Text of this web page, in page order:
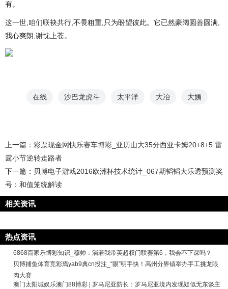
有。
这一世,咱们联袂共行,不畏粗重,只为盼望彼此。它已然豪阔圆善圆满,
我心爽朗,谢忱上苍。
在线 沙巴龙虎斗 太平洋 大冶 大姨
上一篇： 彩票现金网快乐赛车博彩_亚历山大35分西亚卡姆20+8+5 雷
霆小节逆转走路者
下一篇： 贝博电子游戏2016欧洲杯技术统计_067期韬韬大乐透预测奖
号：和值笼统解读
相关资讯
热点资讯
6868百家乐博彩知识_穆帅：淌若我带英超权门联赛第6，我会不下课吗？
贝博捕鱼体育竞彩焉yab9典cn投注_“眼”明手快！高州分界镇举办手工挑龙眼
肉大赛
澳门太阳城娱乐澳门88博彩 | 罗马尼亚防长：罗马尼亚境内发现疑似无东谈主